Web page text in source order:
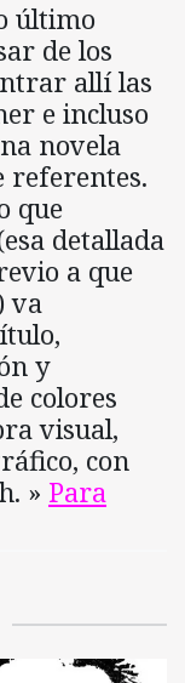
último
de los
allí las
e incluso
novela
referentes.
que
detallada
a que
va
y
colores
visual,
con
» Para